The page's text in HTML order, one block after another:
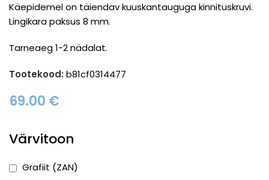
Käepidemel on täiendav kuuskantauguga kinnituskruvi.
Lingikara paksus 8 mm.
Tarneaeg 1-2 nädalat.
Tootekood: b81cf0314477
69.00 €
Värvitoon
Grafiit (ZAN)